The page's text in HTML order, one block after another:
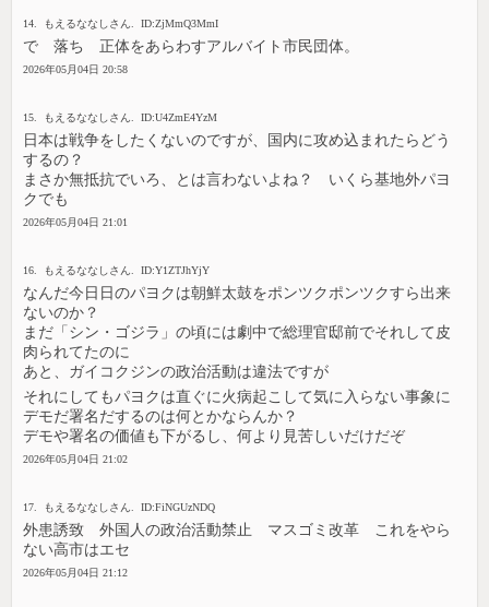
14. もえるななしさん. ID:ZjMmQ3MmI
で 落ち 正体をあらわすアルバイト市民団体。
2026年05月04日 20:58
15. もえるななしさん. ID:U4ZmE4YzM
日本は戦争をしたくないのですが、国内に攻め込まれたらどう
するの？
まさか無抵抗でいろ、とは言わないよね？ いくら基地外パヨ
クでも
2026年05月04日 21:01
16. もえるななしさん. ID:Y1ZTJhYjY
なんだ今日日のパヨクは朝鮮太鼓をポンツクポンツクすら出来
ないのか？
まだ「シン・ゴジラ」の頃には劇中で総理官邸前でそれして皮
肉られてたのに
あと、ガイコクジンの政治活動は違法ですが
それにしてもパヨクは直ぐに火病起こして気に入らない事象に
デモだ署名だするのは何とかならんか？
デモや署名の価値も下がるし、何より見苦しいだけだぞ
2026年05月04日 21:02
17. もえるななしさん. ID:FiNGUzNDQ
外患誘致 外国人の政治活動禁止 マスゴミ改革 これをやら
ない高市はエセ
2026年05月04日 21:12